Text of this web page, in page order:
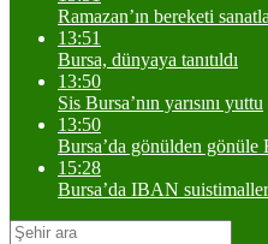
Ramazan’ın bereketi
13:51
Bursa, dünyaya tanıtıldı
13:50
Sis Bursa’nın yarısını yuttu
13:50
Bursa’da gönülden gönüle
15:28
Bursa’da IBAN